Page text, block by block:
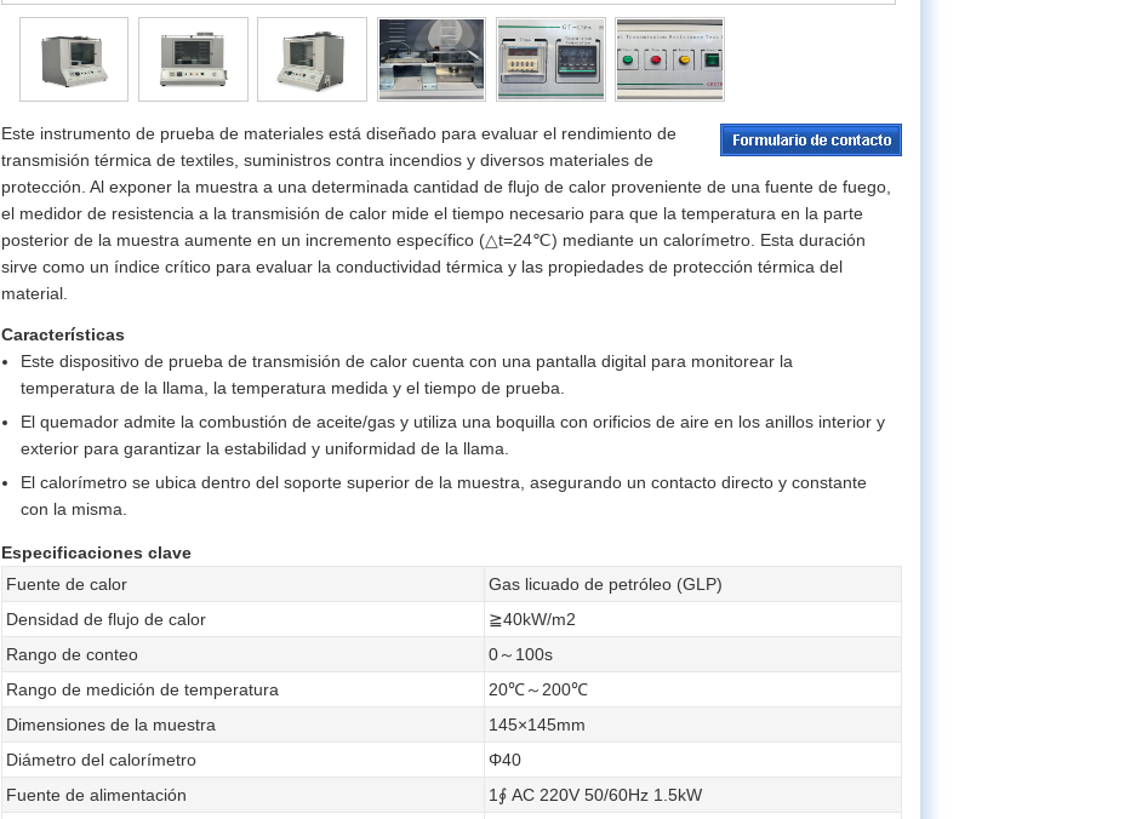
Este instrumento de prueba de materiales está diseñado para evaluar el rendimiento de
transmisión térmica de textiles, suministros contra incendios y diversos materiales de
protección. Al exponer la muestra a una determinada cantidad de flujo de calor proveniente de una fuente de fuego,
el medidor de resistencia a la transmisión de calor mide el tiempo necesario para que la temperatura en la parte
posterior de la muestra aumente en un incremento específico (△t=24℃) mediante un calorímetro. Esta duración
sirve como un índice crítico para evaluar la conductividad térmica y las propiedades de protección térmica del
material.
Características
Este dispositivo de prueba de transmisión de calor cuenta con una pantalla digital para monitorear la
temperatura de la llama, la temperatura medida y el tiempo de prueba.
El quemador admite la combustión de aceite/gas y utiliza una boquilla con orificios de aire en los anillos interior y
exterior para garantizar la estabilidad y uniformidad de la llama.
El calorímetro se ubica dentro del soporte superior de la muestra, asegurando un contacto directo y constante
con la misma.
Especificaciones clave
Fuente de calor
Gas licuado de petróleo (GLP)
Densidad de flujo de calor
≧40kW/m2
Rango de conteo
0～100s
Rango de medición de temperatura
20℃～200℃
Dimensiones de la muestra
145×145mm
Diámetro del calorímetro
Φ40
Fuente de alimentación
1∮ AC 220V 50/60Hz 1.5kW